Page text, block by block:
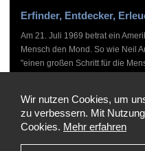
Erfinder, Entdecker,
Am 21. Juli 1969 betrat ein
Mensch den Mond. So wie Neil
"einen großen Schritt für die
Wir nutzen Cookies, um
zu verbessern. Mit
Cookies. Mehr erfahren